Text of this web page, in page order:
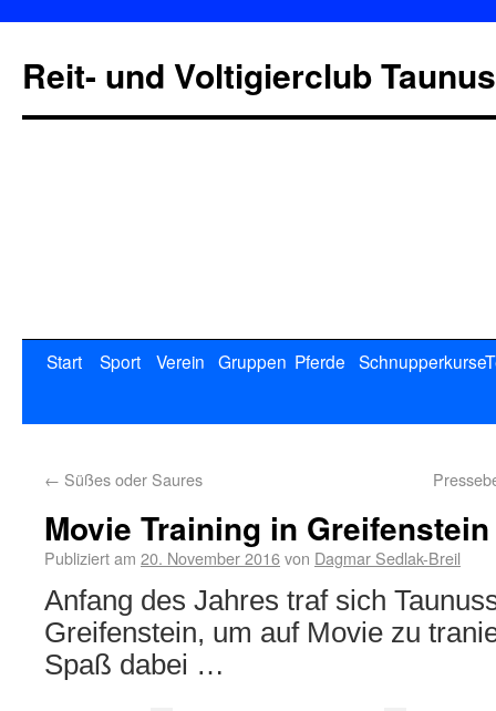
Reit- und Voltigierclub
Start Sport Verein Gruppen Pferde Schnupperkurse
← Süßes oder Saures
Movie Training in Greifenstein
Publiziert am 20. November 2016von Dagmar Sedlak-Breil
Anfang des Jahres traf sich
Greifenstein, um auf Movie zu
Spaß dabei …